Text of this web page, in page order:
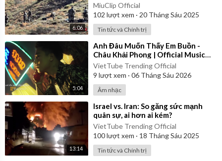
6:06
MiuClip Official
102 lượt xem · 20 Tháng Sáu 2025
Tin tức và Chính trị
5:04
⁣Anh Đâu Muốn Thấy Em Buồn -
Châu Khải Phong | Official Music
Video
VietTube Trending Official
9 lượt xem · 06 Tháng Sáu 2026
Âm nhạc
13:14
⁣Israel vs. Iran: So găng sức mạnh
quân sự, ai hơn ai kém?
VietTube Trending Official
100lượt xem · 18 Tháng Sáu 2025
Tin tức và Chính trị